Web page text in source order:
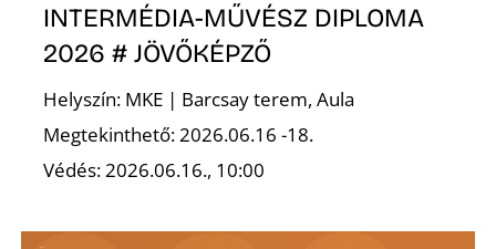
INTERMÉDIA-MŰVÉSZ DIPLOMA
2026 # JÖVŐKÉPZŐ
Helyszín: MKE | Barcsay terem, Aula
Megtekinthető: 2026.06.16 -18.
Védés: 2026.06.16., 10:00